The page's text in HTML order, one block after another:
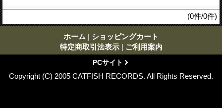
(0件/0件)
ホーム | ショッピングカート
特定商取引法表示 | ご利用案内
PCサイト
Copyright (C) 2005 CATFISH RECORDS. All Rights Reserved.